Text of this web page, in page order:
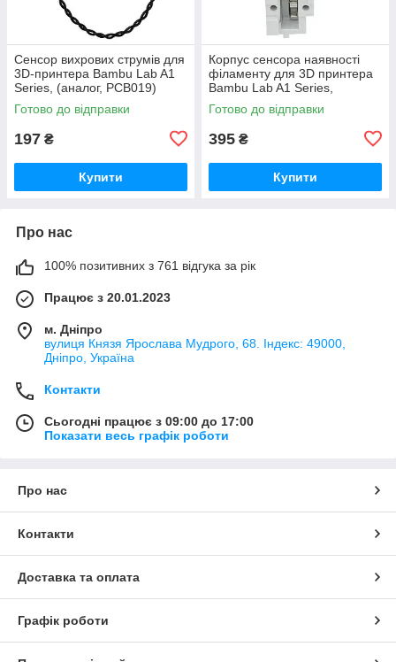
Сенсор вихрових струмів для
3D-принтера Bambu Lab A1
Series, (аналог, PCB019)
Готово до відправки
197 ₴
Купити
Корпус cенсора наявності
філаменту для 3D принтера
Bambu Lab A1 Series,
(оригінал, FAC055)
Готово до відправки
395 ₴
Купити
Про нас
100% позитивних з 761 відгука за рік
Працює з 20.01.2023
м. Дніпро
вулиця Князя Ярослава Мудрого, 68. Індекс: 49000,
Дніпро, Україна
Контакти
Сьогодні працює з 09:00 до 17:00
Показати весь графік роботи
Про нас
Контакти
Доставка та оплата
Графік роботи